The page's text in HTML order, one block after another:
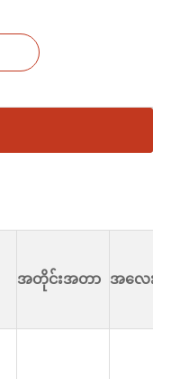
အတိုင်းအတာ အလေးခ